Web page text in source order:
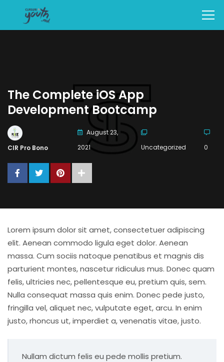
The Complete iOS App
Development Bootcamp
CIR Pro Bono
August 23,
2021
Uncategorized 0
Lorem ipsum dolor sit amet, consectetuer adipiscing
elit. Aenean commodo ligula eget dolor. Aenean
massa. Cum sociis natoque penatibus et magnis dis
parturient montes, nascetur ridiculus mus. Donec quam
felis, ultricies nec, pellentesque eu, pretium quis, sem.
Nulla consequat massa quis enim. Donec pede justo,
fringilla vel, aliquet nec, vulputate eget, arcu. In enim
justo, rhoncus ut, imperdiet a, venenatis vitae, justo.
Nullam dictum felis eu pede mollis pretium.